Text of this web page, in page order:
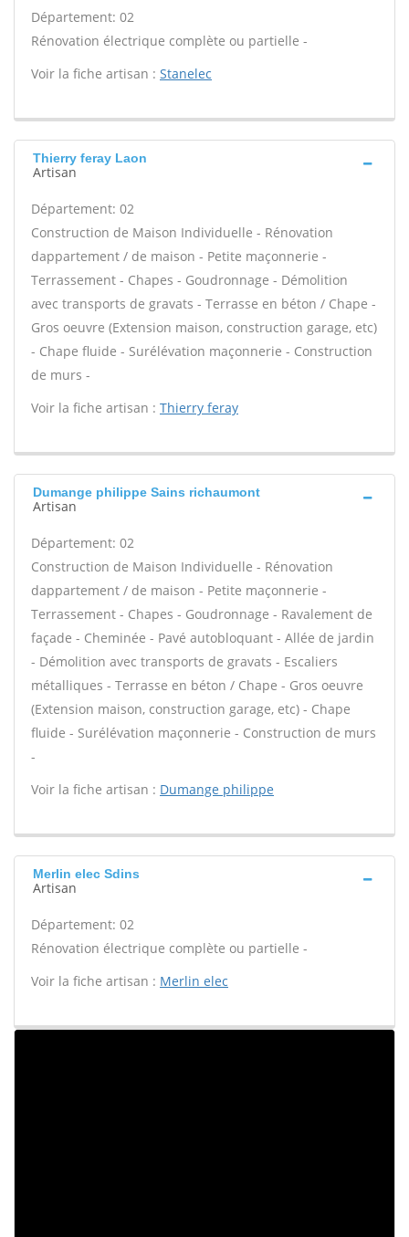
Département: 02
Rénovation électrique complète ou partielle -
Voir la fiche artisan : Stanelec
Thierry feray Laon
Artisan
Département: 02
Construction de Maison Individuelle - Rénovation
dappartement / de maison - Petite maçonnerie -
Terrassement - Chapes - Goudronnage - Démolition
avec transports de gravats - Terrasse en béton / Chape -
Gros oeuvre (Extension maison, construction garage, etc)
- Chape fluide - Surélévation maçonnerie - Construction
de murs -
Voir la fiche artisan : Thierry feray
Dumange philippe Sains richaumont
Artisan
Département: 02
Construction de Maison Individuelle - Rénovation
dappartement / de maison - Petite maçonnerie -
Terrassement - Chapes - Goudronnage - Ravalement de
façade - Cheminée - Pavé autobloquant - Allée de jardin
- Démolition avec transports de gravats - Escaliers
métalliques - Terrasse en béton / Chape - Gros oeuvre
(Extension maison, construction garage, etc) - Chape
fluide - Surélévation maçonnerie - Construction de murs
-
Voir la fiche artisan : Dumange philippe
Merlin elec Sdins
Artisan
Département: 02
Rénovation électrique complète ou partielle -
Voir la fiche artisan : Merlin elec